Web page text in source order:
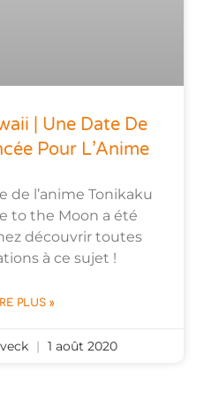
| Une Date De
Pour L’Anime
de l’anime Tonikaku
to the Moon a été
découvrir toutes
à ce sujet !
PLUS »
1 août 2020